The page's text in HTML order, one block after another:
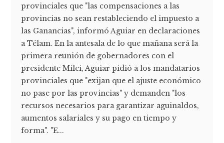
provinciales que "las compensaciones a las
provincias no sean restableciendo el impuesto a
las Ganancias", informó Aguiar en declaraciones
a Télam. En la antesala de lo que mañana será la
primera reunión de gobernadores con el
presidente Milei, Aguiar pidió a los mandatarios
provinciales que "exijan que el ajuste económico
no pase por las provincias" y demanden "los
recursos necesarios para garantizar aguinaldos,
aumentos salariales y su pago en tiempo y
forma". "E...